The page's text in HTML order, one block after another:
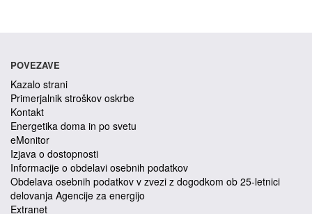
POVEZAVE
Kazalo strani
Primerjalnik stroškov oskrbe
Kontakt
Energetika doma in po svetu
eMonitor
Izjava o dostopnosti
Informacije o obdelavi osebnih podatkov
Obdelava osebnih podatkov v zvezi z dogodkom ob 25-letnici
delovanja Agencije za energijo
Extranet